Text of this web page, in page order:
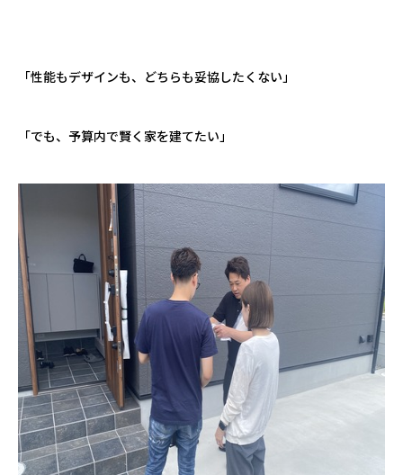
「性能もデザインも、どちらも妥協したくない」
「でも、予算内で賢く家を建てたい」